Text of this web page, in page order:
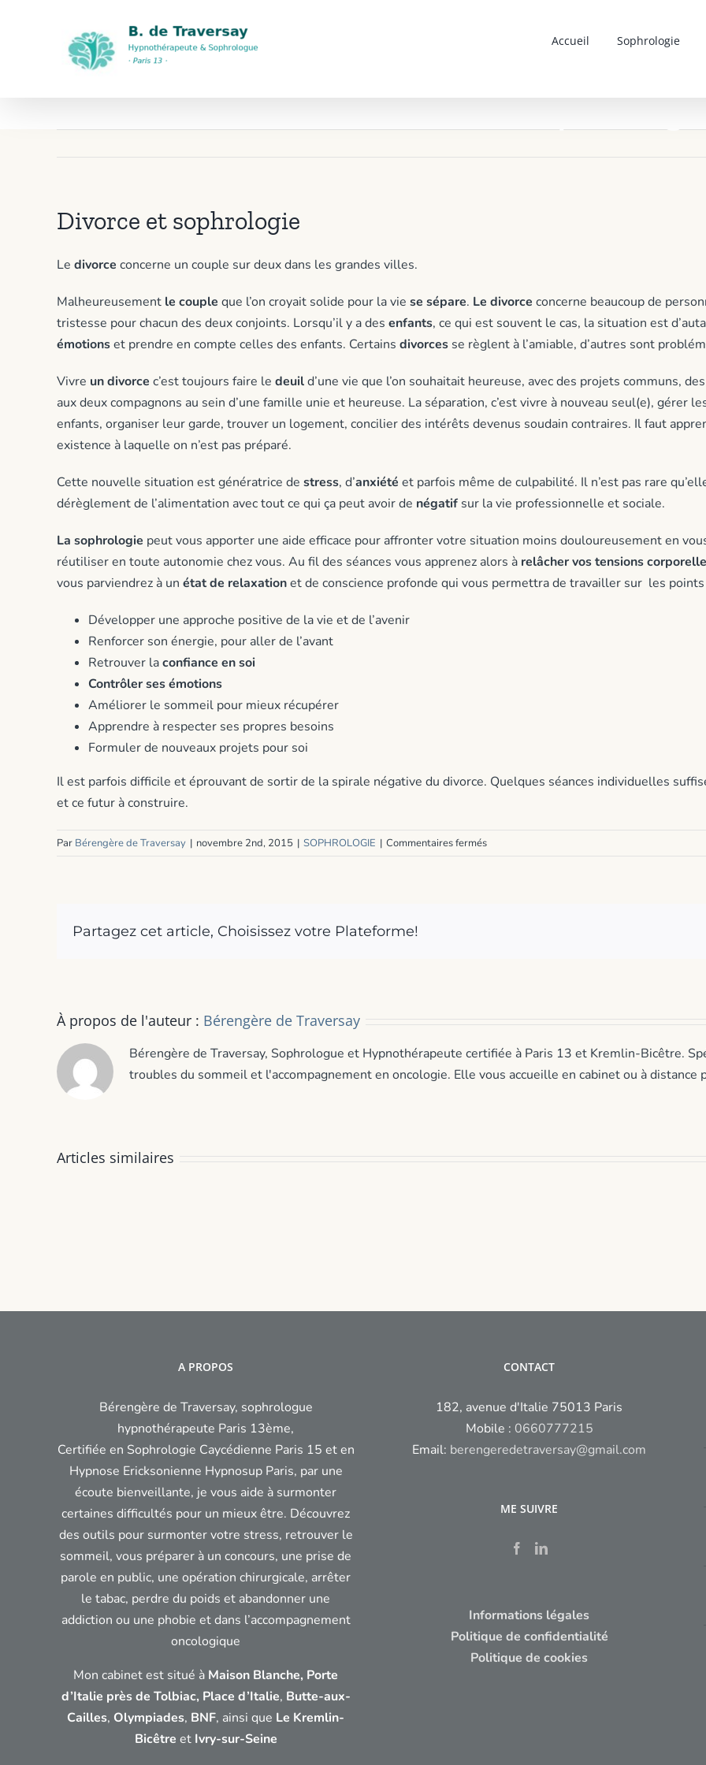
Accueil Sophrologie
Divorce et sophrologie
Le divorce concerne un couple sur deux dans les grandes villes.
Malheureusement le couple que l’on croyait solide pour la vie se sépare. Le divorce concerne beaucoup de
tristesse pour chacun des deux conjoints. Lorsqu’il y a des enfants, ce qui est souvent le cas, la situation est
émotionset prendre en compte celles des enfants. Certains divorces se règlent à l’amiable, d’autres sont
Vivre un divorce c’est toujours faire le deuild’une vie que l’on souhaitait heureuse, avec des projets communs,
aux deux compagnons au sein d’une famille unie et heureuse. La séparation, c’est vivre à nouveau seul(e), gérer
enfants, organiser leur garde, trouver un logement, concilier des intérêts devenus soudain contraires. Il faut
existence à laquelle on n’est pas préparé.
Cette nouvelle situation est génératrice de stress, d’anxiété et parfois même de culpabilité. Il n’est pas rare
dérèglement de l’alimentation avec tout ce qui ça peut avoir de négatif sur la vie professionnelle et sociale.
La sophrologie peut vous apporter une aide efficace pour affronter votre situation moins douloureusement en
réutiliser en toute autonomie chez vous. Au fil des séances vous apprenez alors à relâcher vos tensions
vous parviendrez à un état de relaxationet de conscience profonde qui vous permettra de travailler sur les
Développer une approche positive de la vie et de l’avenir
Renforcer son énergie, pour aller de l’avant
Retrouver laconfiance en soi
Contrôler ses émotions
Améliorer le sommeil pour mieux récupérer
Apprendre à respecter ses propres besoins
Formuler de nouveaux projets pour soi
Il est parfois difficile et éprouvant de sortir de la spirale négative du divorce. Quelques séances individuelles
et ce futur à construire.
Par Bérengère de Traversay | novembre 2nd, 2015 | SOPHROLOGIE | Commentaires ferméssur
Divorce
Partagez cet article, Choisissez votre Plateforme!
À propos de l'auteur : Bérengère de Traversay
Bérengère de Traversay, Sophrologue et Hypnothérapeute certifiée à Paris 13 et Kremlin-Bicêtre.
troubles du sommeil et l'accompagnement en oncologie. Elle vous accueille en cabinet ou à
Articles similaires
sa
Stress
sans
stress
A PROPOS
Bérengère de Traversay, sophrologue
hypnothérapeute Paris 13ème,
Certifiée en Sophrologie Caycédienne Paris 15 et en
Hypnose Ericksonienne Hypnosup Paris, par une
écoute bienveillante, je vous aide à surmonter
certaines difficultés pour un mieux être. Découvrez
des outils pour surmonter votre stress, retrouver le
sommeil, vous préparer à un concours, une prise de
parole en public, une opération chirurgicale, arrêter
le tabac, perdre du poids et abandonner une
addiction ou une phobie et dans l’accompagnement
oncologique
Mon cabinet est situé à Maison Blanche, Porte
d’Italie près de Tolbiac, Place d’Italie, Butte-aux-
Cailles, Olympiades, BNF, ainsi que Le Kremlin-
Bicêtre et Ivry-sur-Seine
CONTACT
182, avenue d'Italie 75013 Paris
Mobile : 0660777215
Email: berengeredetraversay@gmail.com
ME SUIVRE
Informations légales
Politique de confidentialité
Politique de cookies